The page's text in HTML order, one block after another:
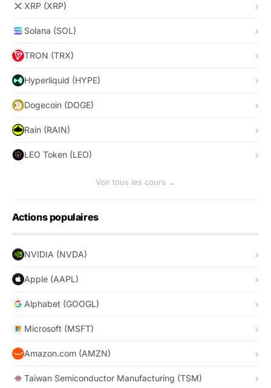
XRP (XRP)
Solana (SOL)
TRON (TRX)
Hyperliquid (HYPE)
Dogecoin (DOGE)
Rain (RAIN)
LEO Token (LEO)
Voir tous les cours →
Actions populaires
NVIDIA (NVDA)
Apple (AAPL)
Alphabet (GOOGL)
Microsoft (MSFT)
Amazon.com (AMZN)
Taiwan Semiconductor Manufacturing (TSM)